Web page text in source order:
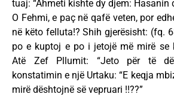
tuaj: “Ahmeti kishte dy djem: Hasanin
O Fehmi, e paç në qafë veten, por
në këto felluta!? Shih gjerësisht: (fq.
po e kuptoj e po i jetojë më mirë se
Atë Zef Pllumit: “Jeto për të
konstatimin e një Urtaku: “E keqja
mirë dështojnë së vepruari !!??”